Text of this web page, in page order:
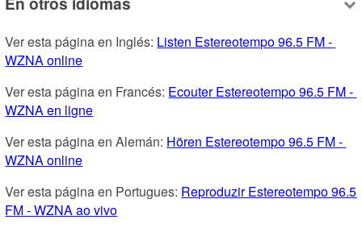
Ver esta página en Inglés: Listen Estereotempo 96.5 FM -
WZNA online
Ver esta página en Francés: Ecouter Estereotempo 96.5 FM -
WZNA en ligne
Ver esta página en Alemán: Hören Estereotempo 96.5 FM -
WZNA online
Ver esta página en Portugues: Reproduzir Estereotempo 96.5
FM - WZNA ao vivo